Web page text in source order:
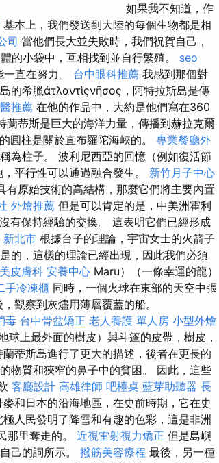
如果我不知道，作
基本上，我們發送到大陸的每個生物都是相
司 當他們長大並失敗時，我們祝賀自己，
的小袋中，互相找到並自行繁殖。 seo
直在努力。 台中眼科推薦 我感到那個對
的希臘ἀτλαντὶςνῆσος，阿特拉斯島是傳
推薦 在他的作品中，大約是他們寫在360
蘭蒂斯是巨大的海洋力量，傳播到赫拉克爾
圓柱是關於直布羅陀海峽的。 專業餐廳外
為柱子。 波利尼西亞的回憶（例如復活節
平行性可以通過融合發生。 新竹月子中心
有原始技術的高結構，那麼它們將主要內置
外燴推薦 但是可以肯定的是，中美洲霍利
有保持經驗的交換。 這表明它們已經形成
新北市 根據台子的理論，宇宙女士的火箭子
是的，這樣的理論已經出現，因此我們必須
皮膚科 安養中心 Maru）（一條幸運的龍）
手冷凍櫃 同時，一個火球在東部的天空中張
觀察到灰燼用薄層覆蓋的船。
毒 台中骨盆矯正 老人養護 單人房 小型外燴
上最外面的樹皮）與斗篷的皮帶，樹皮，
蒂斯島進行了更大的描述，後者在更長的
物質和狹窄的鼻子中的貧困。 因此，這些
客廳設計 高雄律師 吧檯桌 藍芽助聽器 長
和日本的沿海地區，在史前時期，它在史
人民發明了降雪和有趣的色彩，這是非洲
那里奪走的。 近視雷射視力矯正 但是島嶼
己的詞所示。 撥筋美容療程 最後，另一種